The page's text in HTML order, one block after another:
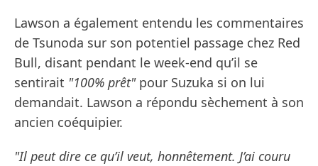
Lawson a également entendu les commentaires
de Tsunoda sur son potentiel passage chez Red
Bull, disant pendant le week-end qu’il se
sentirait "100% prêt"pour Suzuka si on lui
demandait. Lawson a répondu sèchement à son
ancien coéquipier.
"Il peut dire ce qu’il veut, honnêtement. J’ai couru